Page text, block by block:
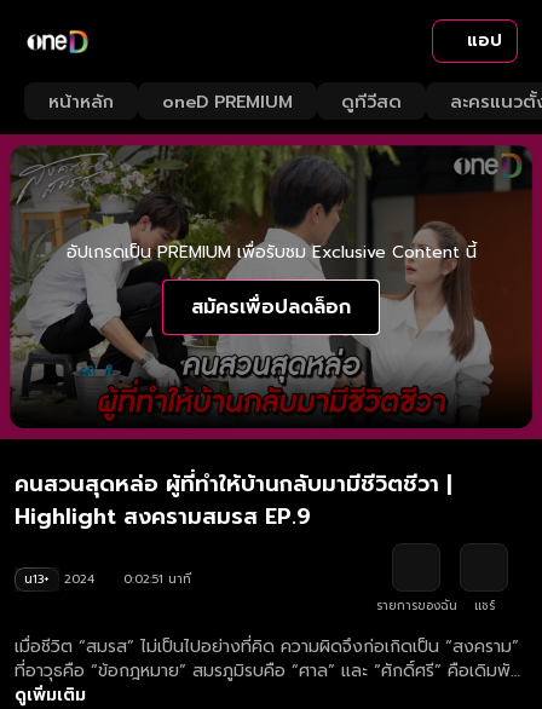
แอป
หน้าหลัก oneD PREMIUM ดูทีวีสด ละครแนวตั้
อัปเกรดเป็น PREMIUM เพื่อรับชม Exclusive Content นี้
สมัครเพื่อปลดล็อก
คนสวนสุดหล่อ ผู้ที่ทำให้บ้านกลับมามีชีวิตชีวา |
Highlight สงครามสมรส EP.9
น13+ 2024
0:02:51 นาที
รายการของฉัน
แชร์
เมื่อชีวิต “สมรส” ไม่เป็นไปอย่างที่คิด ความผิดจึงก่อเกิดเป็น “สงคราม”
ที่อาวุธคือ “ข้อกฎหมาย” สมรภูมิรบคือ “ศาล” และ “ศักดิ์ศรี” คือเดิมพัน
ดูย้อนหลังละคร "สงครามสมรส" ฟรี ครบทุกตอน ทางเว็บไซต์และแอปฯ
ดูเพิ่มเติม